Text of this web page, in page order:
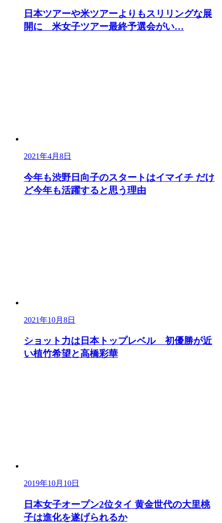
日本ツアーや米ツアーよりもスリリングな展
開に 米女子ツアー最終予選会がい…
2021年4月8日
今年も渋野日向子のスタートはイマイチ だけ
ど今年も活躍すると思う理由
2021年10月8日
ショット力は日本トップレベル 初優勝が近
い植竹希望と高橋彩華
2019年10月10日
日本女子オープン2位タイ 黄金世代の大里桃
子は進化を遂げられるか